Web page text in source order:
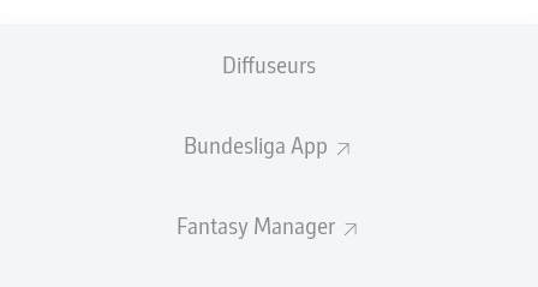
Diffuseurs
Bundesliga App
Fantasy Manager